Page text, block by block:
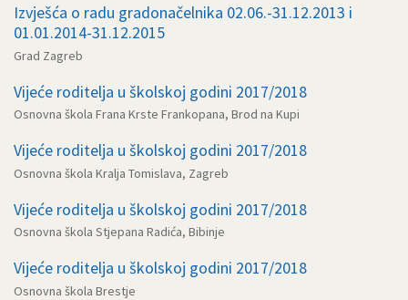
Izvješća o radu gradonačelnika 02.06.-31.12.2013 i
01.01.2014-31.12.2015
Grad Zagreb
Vijeće roditelja u školskoj godini 2017/2018
Osnovna škola Frana Krste Frankopana, Brod na Kupi
Vijeće roditelja u školskoj godini 2017/2018
Osnovna škola Kralja Tomislava, Zagreb
Vijeće roditelja u školskoj godini 2017/2018
Osnovna škola Stjepana Radića, Bibinje
Vijeće roditelja u školskoj godini 2017/2018
Osnovna škola Brestje